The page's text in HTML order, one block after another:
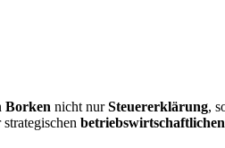
Borken nicht nurSteuererklärung,